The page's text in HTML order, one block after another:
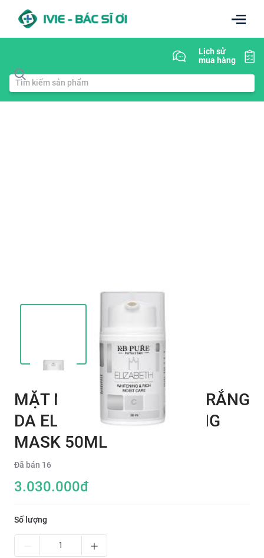
Lịch sử
mua hàng
MẶT NẠ LÀM MƯỚT VÀ TRẮNG
DA ELIZABETH WHITENING
MASK 50ML
Đã bán 16
3.030.000đ
Số lượng